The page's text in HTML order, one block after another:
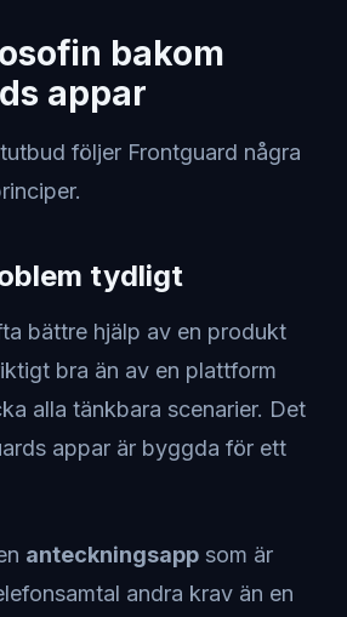
bakom
appar
följer Frontguard några
tydligt
bättre hjälp av en produkt
bra än av en plattform
alla tänkbara scenarier. Det
appar är byggda för ett
anteckningsapp som är
andra krav än en